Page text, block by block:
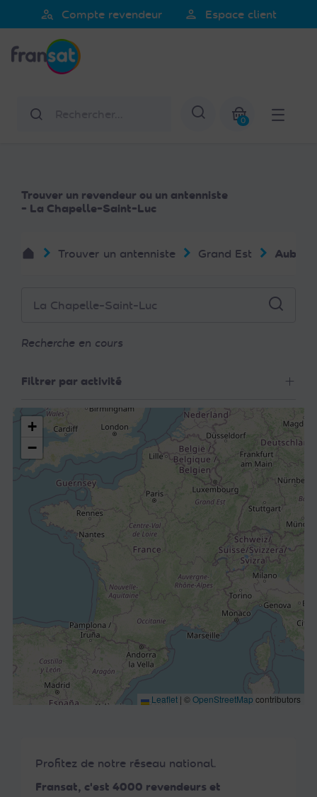
noter
Ce
comprend
person_search Compte revendeur person Espace client
Afficher la
0
Trouver un revendeur ou un antenniste
- La Chapelle-Saint-Luc
Trouver un antenniste Grand Est Aube
Recherche en cours
Filtrer par activité
Profitez de notre réseau national.
Fransat, c'est 4000 revendeurs et
+
−
Leaflet | ©OpenStreetMap contributors